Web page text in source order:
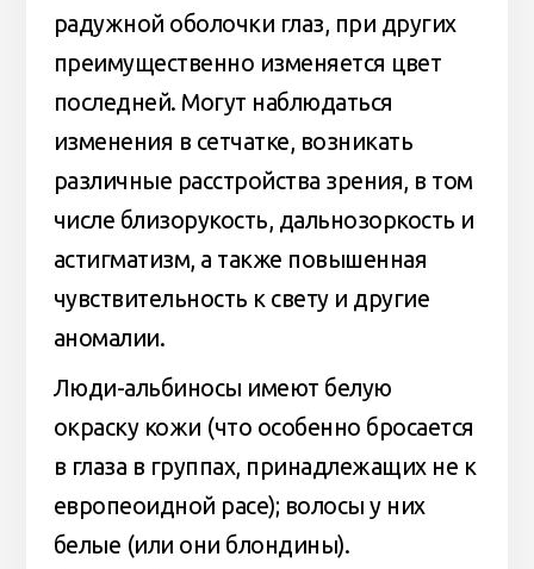
радужной оболочки глаз, при других
преимущественно изменяется цвет
последней. Могут наблюдаться
изменения в сетчатке, возникать
различные расстройства зрения, в том
числе близорукость, дальнозоркость и
астигматизм, а также повышенная
чувствительность к свету и другие
аномалии.
Люди-альбиносы имеют белую
окраску кожи (что особенно бросается
в глаза в группах, принадлежащих не к
европеоидной расе); волосы у них
белые (или они блондины).